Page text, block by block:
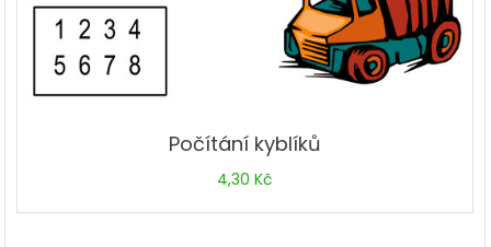
Počítání kyblíků
4,30Kč